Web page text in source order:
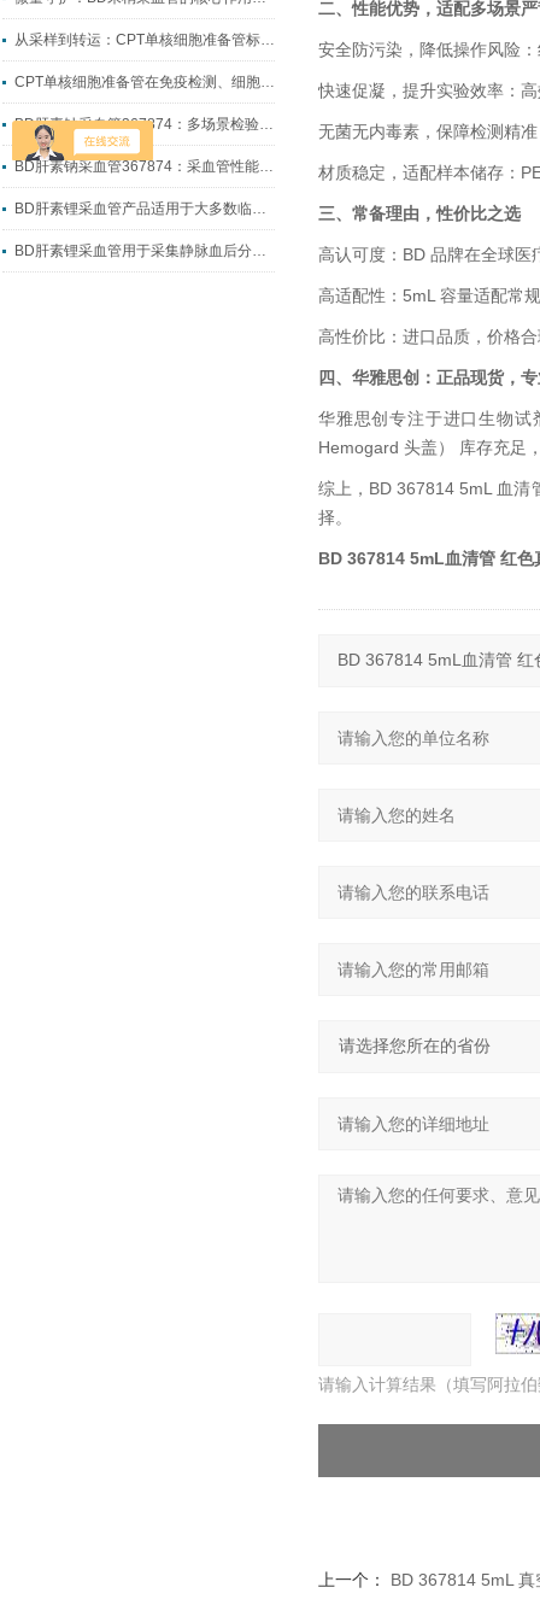
从采样到转运：CPT单核细胞准备管标准化制样全流程指南
CPT单核细胞准备管在免疫检测、细胞科研中的实操应用
BD肝素钠采血管367874：多场景检验采血的核心耗材
BD肝素钠采血管367874：采血管性能升级的典型代表
BD肝素锂采血管产品适用于大多数临床生化检测
BD肝素锂采血管用于采集静脉血后分离出血浆
二、性能优势，适配多场景
安全防污染，降低操作风险
快速促凝，提升实验效率：
无菌无内毒素，保障检测精
材质稳定，适配样本储存：
三、常备理由，性价比之选
高认可度：BD 品牌在全球医
高适配性：5mL 容量适配常
高性价比：进口品质，价格
四、华雅思创：正品现货，
华雅思创专注于进口生物试
Hemogard 头盖） 库存充足
综上，BD 367814 5mL 血清
择。
BD 367814 5mL血清管 红色
请输入计算结果（填写阿拉
上一个： BD 367814 5mL